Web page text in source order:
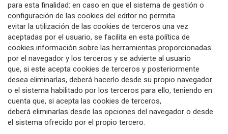
para esta finalidad: en caso en que el sistema de gestión o
configuración de las cookies del editor no permita
evitar la utilización de las cookies de terceros una vez
aceptadas por el usuario, se facilita en esta política de
cookies información sobre las herramientas proporcionadas
por el navegador y los terceros y se advierte al usuario
que, si este acepta cookies de terceros y posteriormente
desea eliminarlas, deberá hacerlo desde su propio navegador
o el sistema habilitado por los terceros para ello, teniendo en
cuenta que, si acepta las cookies de terceros,
deberá eliminarlas desde las opciones del navegador o desde
el sistema ofrecido por el propio tercero.